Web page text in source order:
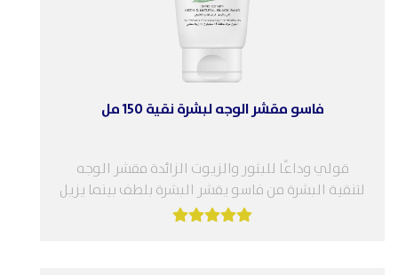
فاسو مقشر الوجه لبشرة نقية 150 مل
قولي وداعًا للبثور والزيوت الزائدة مقشر الوجه
لتنقية البشرة من فاسو يقشر البشرة بلطف بينما يزيل
الدهون الزائدة والشوائب من...